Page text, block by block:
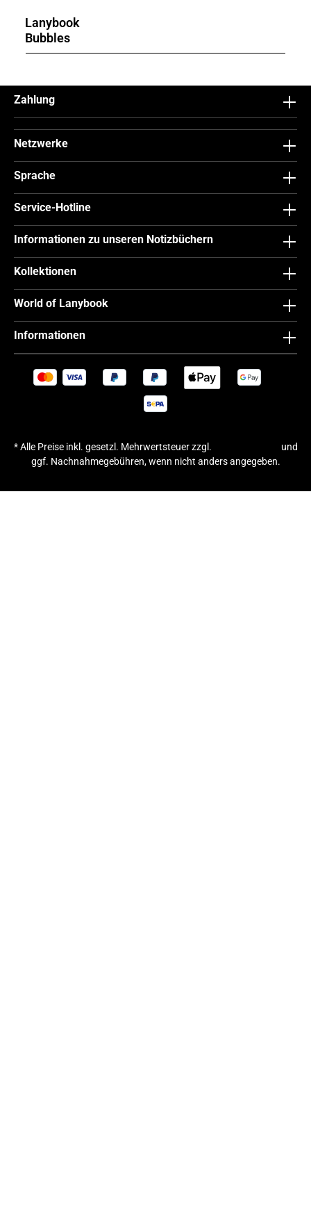
Lanybook
Bubbles
Zahlung
Netzwerke
Sprache
Service-Hotline
Informationen zu unseren Notizbüchern
Kollektionen
World of Lanybook
Informationen
* Alle Preise inkl. gesetzl. Mehrwertsteuer zzgl.
und
ggf. Nachnahmegebühren, wenn nicht anders angegeben.